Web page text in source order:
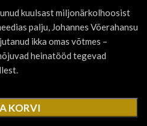
kuulsast miljonärkolhoosist
palju, Johannes Võerahansu
ikka omas võtmes –
heinatööd tegevad
KORVI